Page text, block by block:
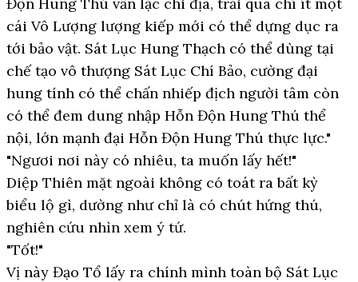
cái Vô Lượng lượng kiếp mới có thể dựng dục ra
tới bảo vật. Sát Lục Hung Thạch có thể dùng tại
chế tạo vô thượng Sát Lục Chí Bảo, cường đại
hung tính có thể chấn nhiếp địch người tâm còn
có thể đem dung nhập Hỗn Độn Hung Thú thể
nội, lớn mạnh đại Hỗn Độn Hung Thú thực lực."
"Ngươi nơi này có nhiêu, ta muốn lấy hết!"
Diệp Thiên mặt ngoài không có toát ra bất kỳ
biểu lộ gì, dường như chỉ là có chút hứng thú,
nghiên cứu nhìn xem ý tứ.
"Tốt!"
Vị này Đạo Tổ lấy ra chính mình toàn bộ Sát Lục